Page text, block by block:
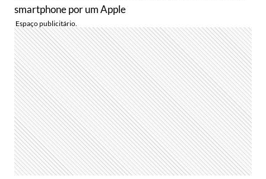
smartphone por um Apple